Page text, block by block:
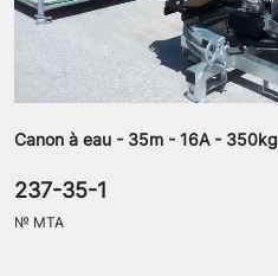
Canon à eau - 35m - 16A - 350kg
237-35-1
№ MTA